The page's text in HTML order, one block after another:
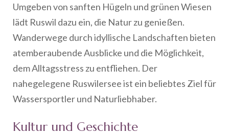
Umgeben von sanften Hügeln und grünen Wiesen
lädt Ruswil dazu ein, die Natur zu genießen.
Wanderwege durch idyllische Landschaften bieten
atemberaubende Ausblicke und die Möglichkeit,
dem Alltagsstress zu entfliehen. Der
nahegelegene Ruswilersee ist ein beliebtes Ziel für
Wassersportler und Naturliebhaber.
Kultur und Geschichte